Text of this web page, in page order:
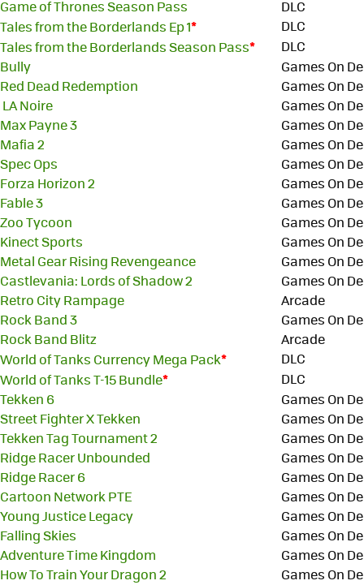
Game of Thrones Season Pass
DLC
Tales from the Borderlands Ep 1*
DLC
Tales from the Borderlands Season Pass*
DLC
Bully
Games On
Red Dead Redemption
Games On
LA Noire
Games On
Max Payne 3
Games On
Mafia 2
Games On
Spec Ops
Games On
Forza Horizon 2
Games On
Fable 3
Games On
Zoo Tycoon
Games On
Kinect Sports
Games On
Metal Gear Rising Revengeance
Games On
Castlevania: Lords of Shadow 2
Games On
Retro City Rampage
Arcade
Rock Band 3
Games On
Rock Band Blitz
Arcade
World of Tanks Currency Mega Pack*
DLC
World of Tanks T-15 Bundle*
DLC
Tekken 6
Games On
Street Fighter X Tekken
Games On
Tekken Tag Tournament 2
Games On
Ridge Racer Unbounded
Games On
Ridge Racer 6
Games On
Cartoon Network PTE
Games On
Young Justice Legacy
Games On
Falling Skies
Games On
Adventure Time Kingdom
Games On
How To Train Your Dragon 2
Games On